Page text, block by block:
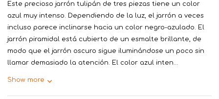
Este precioso jarrón tulipán de tres piezas tiene un color
azul muy intenso. Dependiendo de la luz, el jarrón a veces
incluso parece inclinarse hacia un color negro-azulado. El
jarrón piramidal está cubierto de un esmalte brillante, de
modo que el jarrón oscuro sigue iluminándose un poco sin
llamar demasiado la atención. El color azul inten...
Show more